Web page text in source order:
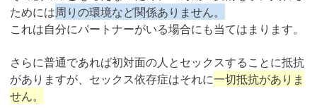
ためには周りの環境など関係ありません。
これは自分にパートナーがいる場合にも当てはまります。
さらに普通であれば初対面の人とセックスすることに抵抗
がありますが、セックス依存症はそれに一切抵抗がありま
せん。